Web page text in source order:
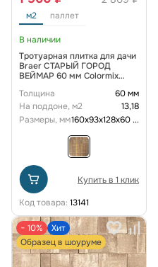
м2 паллет
В наличии
Тротуарная плитка для дачи
Braer СТАРЫЙ ГОРОД
ВЕЙМАР 60 мм Colormix
Толщина
60 мм
На поддоне, м2
13,18
Размеры, мм160х93х128х60...
Купить в 1 клик
Код товара: 13141
− 10%
Хит
Образец в шоуруме